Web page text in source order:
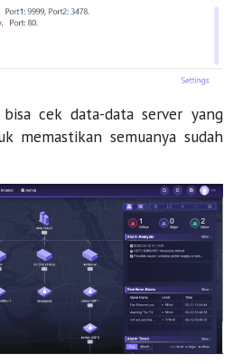
cek data-data server yang
memastikan semuanya sudah